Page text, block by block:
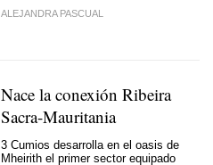
ALEJANDRA PASCUAL
Nace la conexión Ribeira
Sacra-Mauritania
3 Cumios desarrolla en el oasis de
Mheirith el primer sector equipado